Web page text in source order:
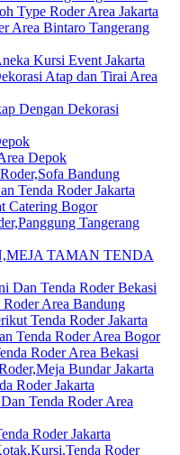
Type Roder Area Jakarta
Area Bintaro Tangerang
Kursi Event Jakarta
Atap dan Tirai Area
Dengan Dekorasi
Depok
Bandung
Tenda Roder Jakarta
Catering Bogor
Tangerang
TAMAN TENDA
Dan Tenda Roder Bekasi
Roder Area Bandung
Tenda Roder Jakarta
Tenda Roder Area Bogor
Roder Area Bekasi
Bundar Jakarta
Roder Jakarta
Tenda Roder Area
Roder Jakarta
Roder